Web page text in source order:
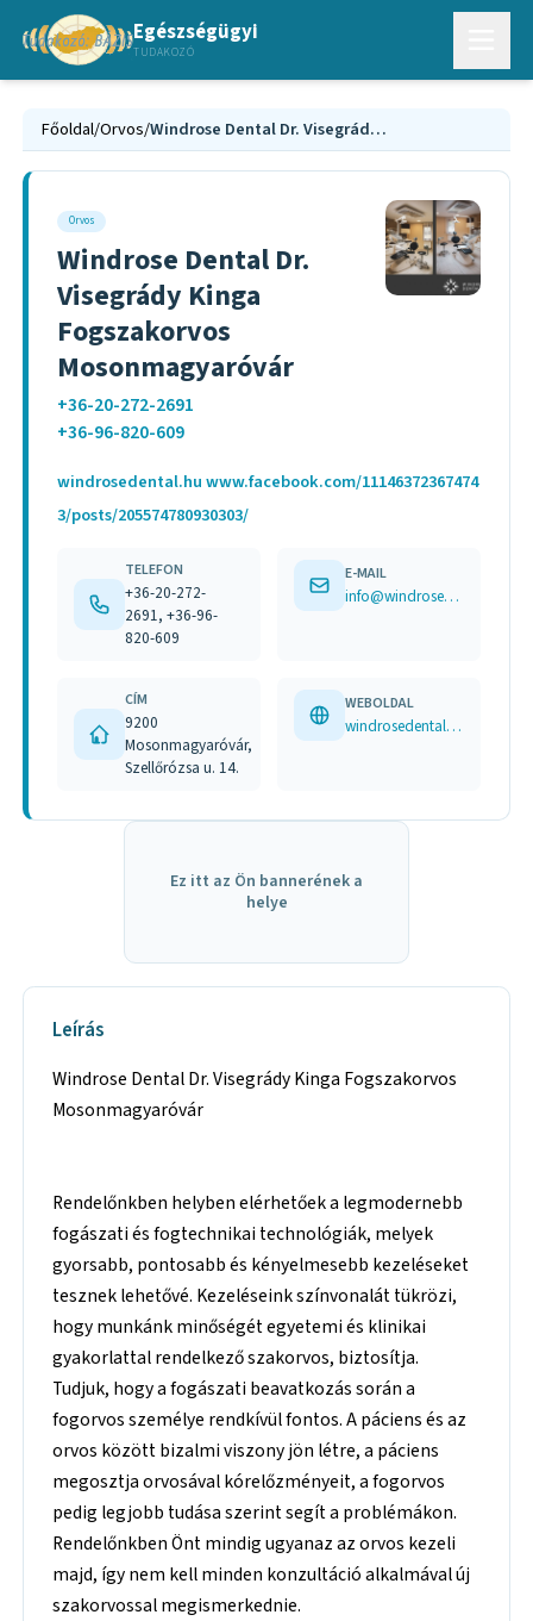
Egészségügyi
TUDAKOZÓ
Főoldal/Orvos/ Windrose Dental Dr. Visegrády Kinga Fogszakorvos Mosonmagyaróvár
Orvos
Windrose Dental Dr.
Visegrády Kinga
Fogszakorvos
Mosonmagyaróvár
+36-20-272-2691
+36-96-820-609
windrosedental.hu www.facebook.com/11146372367474
3/posts/205574780930303/
TELEFON
+36-20-272-
2691, +36-96-
820-609
E-MAIL
info@windrosedental.hu
CÍM
9200
Mosonmagyaróvár,
Szellőrózsa u. 14.
WEBOLDAL
windrosedental.hu www.facebook.com/111463723674743/posts/205574780930303/
Ez itt az Ön bannerének a
helye
Leírás
Windrose Dental Dr. Visegrády Kinga Fogszakorvos
Mosonmagyaróvár
Rendelőnkben helyben elérhetőek a legmodernebb
fogászati és fogtechnikai technológiák, melyek
gyorsabb, pontosabb és kényelmesebb kezeléseket
tesznek lehetővé. Kezeléseink színvonalát tükrözi,
hogy munkánk minőségét egyetemi és klinikai
gyakorlattal rendelkező szakorvos, biztosítja.
Tudjuk, hogy a fogászati beavatkozás során a
fogorvos személye rendkívül fontos. A páciens és az
orvos között bizalmi viszony jön létre, a páciens
megosztja orvosával kórelőzményeit, a fogorvos
pedig legjobb tudása szerint segít a problémákon.
Rendelőnkben Önt mindig ugyanaz az orvos kezeli
majd, így nem kell minden konzultáció alkalmával új
szakorvossal megismerkednie.